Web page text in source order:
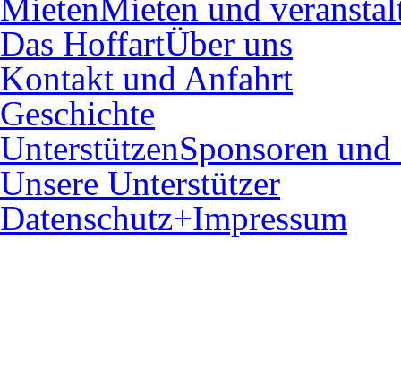
MietenMieten und
Das HoffartÜber uns
Kontakt und Anfahrt
Geschichte
UnterstützenSponsoren
Unsere Unterstützer
Datenschutz+Impressum